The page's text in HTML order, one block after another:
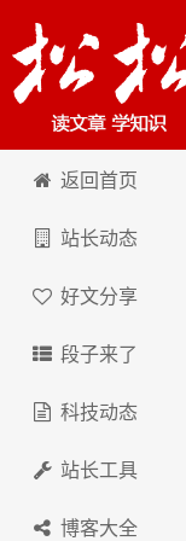
卢松松博客
返回首页
站长动态
好文分享
段子来了
科技动态
站长工具
博客大全